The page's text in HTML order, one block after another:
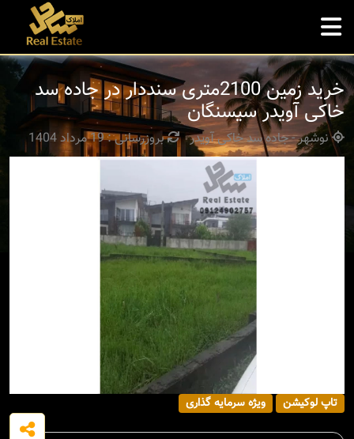
خرید زمین 2100متری سنددار در جاده سد
خاکی آویدر سیسنگان
نوشهر - جاده سد خاکی آویدر بروزرسانی : 19 مرداد 1404
تاپ لوکیشن ویژه سرمایه گذاری